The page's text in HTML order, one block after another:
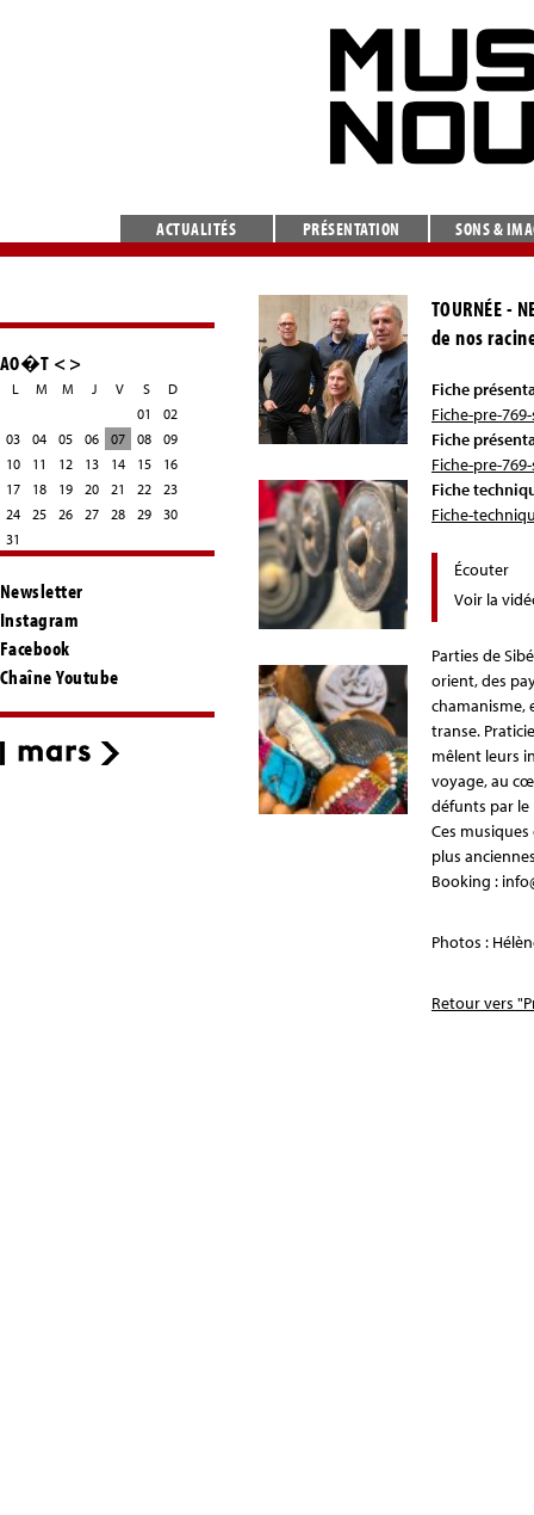
ACTUALITÉS PRÉSENTATION SONS &
AO�T <>
L M M J V S
D
01
02
03
04 05 06 07 08
09
10
11 12 13 14 15
16
17
18 19 20 21 22
23
24
25 26 27 28 29
30
31
Newsletter
Instagram
Facebook
Chaîne Youtube
TOURNÉE -
de nos
Fiche
Fiche-pre-
Fiche
Fiche-pre-
Fiche
Fiche-
Écouter
Voir la
Parties de
orient, des
chamanisme,
transe.
mêlent leurs
voyage, au
défunts par
Ces
plus
Booking :
Photos :
Retour vers